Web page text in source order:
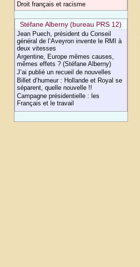
Droit français et racisme
Stéfane Alberny (bureau PRS 12)
Jean Puech, président du Conseil
général de l’Aveyron invente le RMI à
deux vitesses
Argentine, Europe mêmes causes,
mêmes effets ? (Stéfane Alberny)
J’ai publié un recueil de nouvelles
Billet d’humeur : Hollande et Royal se
séparent, quelle nouvelle !!
Campagne présidentielle : les
Français et le travail